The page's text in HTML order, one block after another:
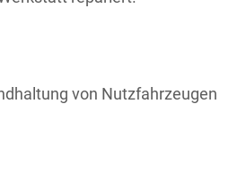
von Nutzfahrzeugen